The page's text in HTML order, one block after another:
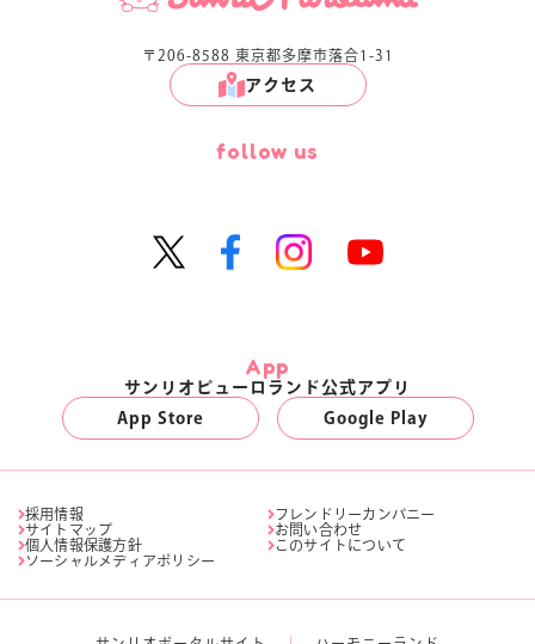
〒206-8588 東京都多摩市落合1-31
アクセス
follow us
App
サンリオピューロランド公式アプリ
App Store
Google Play
採用情報
フレンドリーカンパニー
サイトマップ
お問い合わせ
個人情報保護方針
このサイトについて
ソーシャルメディアポリシー